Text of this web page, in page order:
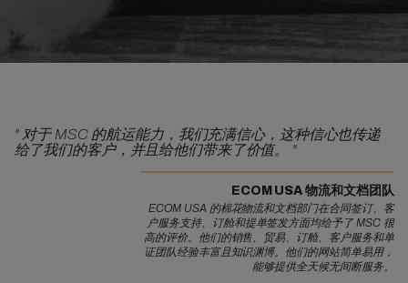
" 对于 MSC 的航运能力，我们充满信心，这种信心也传递
给了我们的客户，并且给他们带来了价值。
"
ECOM USA 物流和文档团队
ECOM USA 的棉花物流和文档部门在合同签订、客
户服务支持、订舱和提单签发方面均给予了 MSC 很
高的评价。他们的销售、贸易、订舱、客户服务和单
证团队经验丰富且知识渊博。他们的网站简单易用，
能够提供全天候无间断服务。